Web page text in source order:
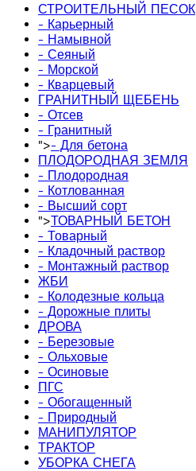
СТРОИТЕЛЬНЫЙ ПЕСОК
- Карьерный
- Намывной
- Сеяный
- Морской
- Кварцевый
ГРАНИТНЫЙ ЩЕБЕНЬ
- Отсев
- Гранитный
">- Для бетона
ПЛОДОРОДНАЯ ЗЕМЛЯ
- Плодородная
- Котлованная
- Высший сорт
">ТОВАРНЫЙ БЕТОН
- Товарный
- Кладочный раствор
- Монтажный раствор
ЖБИ
- Колодезные кольца
- Дорожные плиты
ДРОВА
- Березовые
- Ольховые
- Осиновые
ПГС
- Обогащенный
- Природный
МАНИПУЛЯТОР
ТРАКТОР
УБОРКА СНЕГА